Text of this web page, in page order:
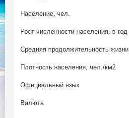
Население, чел.
Рост численности населения, в год
Средняя продолжительность жизни
Плотность населения, чел./км2
Официальный язык
Валюта